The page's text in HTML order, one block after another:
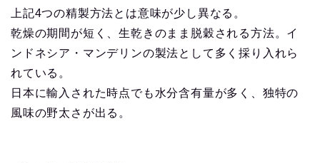
上記4つの精製方法とは意味が少し異なる。
乾燥の期間が短く、生乾きのまま脱穀される方法。イ
ンドネシア・マンデリンの製法として多く採り入れら
れている。
日本に輸入された時点でも水分含有量が多く、独特の
風味の野太さが出る。